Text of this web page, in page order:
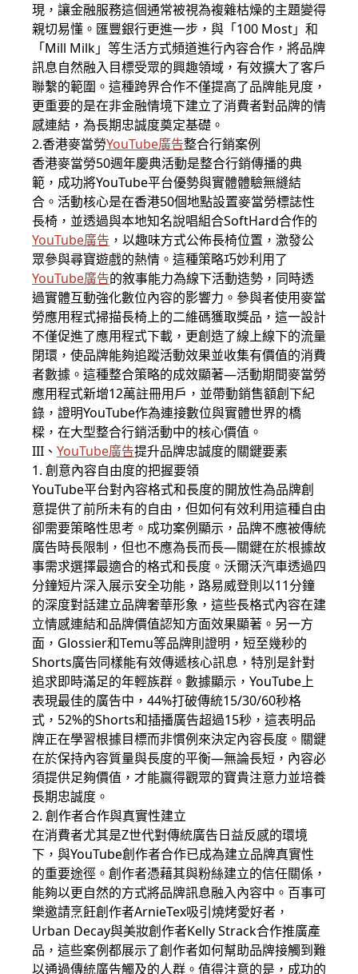
現，讓金融服務這個通常被視為複雜枯燥的主題變得
親切易懂。匯豐銀行更進一步，與「100 Most」和
「Mill Milk」等生活方式頻道進行內容合作，將品牌
訊息自然融入目標受眾的興趣領域，有效擴大了客戶
聯繫的範圍。這種跨界合作不僅提高了品牌能見度，
更重要的是在非金融情境下建立了消費者對品牌的情
感連結，為長期忠誠度奠定基礎。
2.香港麥當勞YouTube廣告整合行銷案例
香港麥當勞50週年慶典活動是整合行銷傳播的典
範，成功將YouTube平台優勢與實體體驗無縫結
合。活動核心是在香港50個地點設置麥當勞標誌性
長椅，並透過與本地知名說唱組合SoftHard合作的
YouTube廣告 ，以趣味方式公佈長椅位置，激發公
眾參與尋寶遊戲的熱情。這種策略巧妙利用了
YouTube廣告的敘事能力為線下活動造勢，同時透
過實體互動強化數位內容的影響力。參與者使用麥當
勞應用程式掃描長椅上的二維碼獲取獎品，這一設計
不僅促進了應用程式下載，更創造了線上線下的流量
閉環，使品牌能夠追蹤活動效果並收集有價值的消費
者數據。這種整合策略的成效顯著—活動期間麥當勞
應用程式新增12萬註冊用戶，並帶動銷售額創下紀
錄，證明YouTube作為連接數位與實體世界的橋
樑，在大型整合行銷活動中的核心價值。
III、 YouTube廣告提升品牌忠誠度的關鍵要素
1. 創意內容自由度的把握要領
YouTube平台對內容格式和長度的開放性為品牌創
意提供了前所未有的自由，但如何有效利用這種自由
卻需要策略性思考。成功案例顯示，品牌不應被傳統
廣告時長限制，但也不應為長而長—關鍵在於根據故
事需求選擇最適合的格式和長度。沃爾沃汽車透過四
分鐘短片深入展示安全功能，路易威登則以11分鐘
的深度對話建立品牌奢華形象，這些長格式內容在建
立情感連結和品牌價值認知方面效果顯著。另一方
面，Glossier和Temu等品牌則證明，短至幾秒的
Shorts廣告同樣能有效傳遞核心訊息，特別是針對
追求即時滿足的年輕族群。數據顯示，YouTube上
表現最佳的廣告中，44%打破傳統15/30/60秒格
式，52%的Shorts和插播廣告超過15秒，這表明品
牌正在學習根據目標而非慣例來決定內容長度。關鍵
在於保持內容質量與長度的平衡—無論長短，內容必
須提供足夠價值，才能贏得觀眾的寶貴注意力並培養
長期忠誠度。
2. 創作者合作與真實性建立
在消費者尤其是Z世代對傳統廣告日益反感的環境
下，與YouTube創作者合作已成為建立品牌真實性
的重要途徑。創作者憑藉其與粉絲建立的信任關係，
能夠以更自然的方式將品牌訊息融入內容中。百事可
樂邀請烹飪創作者ArnieTex吸引燒烤愛好者，
Urban Decay與美妝創作者Kelly Strack合作推廣產
品，這些案例都展示了創作者如何幫助品牌接觸到難
以通過傳統廣告觸及的人群。值得注意的是，成功的